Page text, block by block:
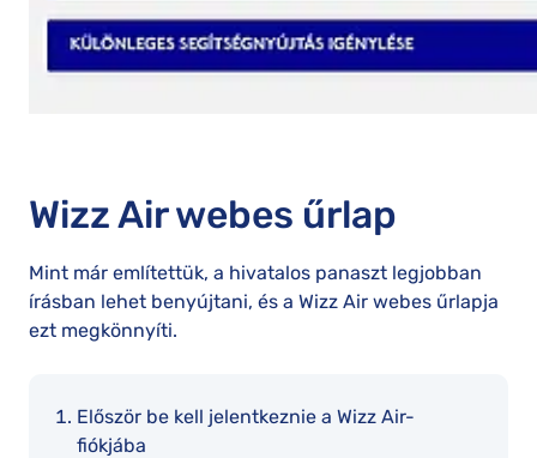
Wizz Air webes űrlap
Mint már említettük, a hivatalos panaszt legjobban
írásban lehet benyújtani, és a Wizz Air webes űrlapja
ezt megkönnyíti.
Először be kell jelentkeznie a Wizz Air-
fiókjába